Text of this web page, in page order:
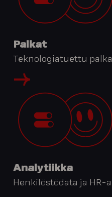
Palkat
Teknologiatuettu
Analytiikka
Henkilöstödata ja HR-